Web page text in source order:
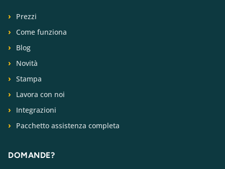
Prezzi
Come funziona
Blog
Novità
Stampa
Lavora con noi
Integrazioni
Pacchetto assistenza completa
DOMANDE?